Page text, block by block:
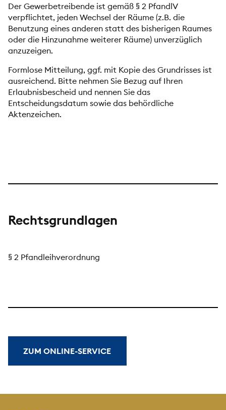
Der Gewerbetreibende ist gemäß § 2 PfandlV
verpflichtet, jeden Wechsel der Räume (z.B. die
Benutzung eines anderen statt des bisherigen Raumes
oder die Hinzunahme weiterer Räume) unverzüglich
anzuzeigen.
Formlose Mitteilung, ggf. mit Kopie des Grundrisses ist
ausreichend. Bitte nehmen Sie Bezug auf Ihren
Erlaubnisbescheid und nennen Sie das
Entscheidungsdatum sowie das behördliche
Aktenzeichen.
Rechtsgrundlagen
§ 2 Pfandleihverordnung
ZUM ONLINE-SERVICE